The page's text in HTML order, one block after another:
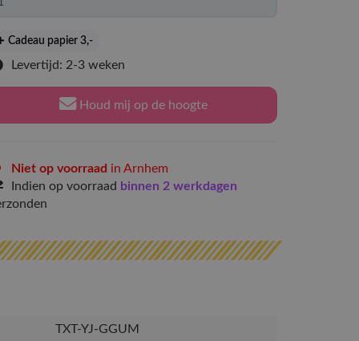
Cadeau papier 3,-
Levertijd: 2-3 weken
Houd mij op de hoogte
Niet op voorraad in Arnhem
Indien op voorraad binnen 2 werkdagen
TXT-YJ-GGUM